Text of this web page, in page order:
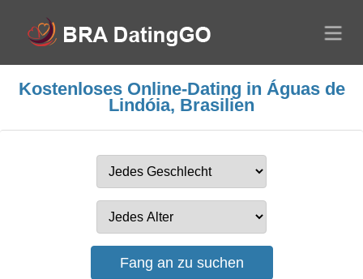
Kostenloses Online-Dating in Águas de
Lindóia, Brasilien